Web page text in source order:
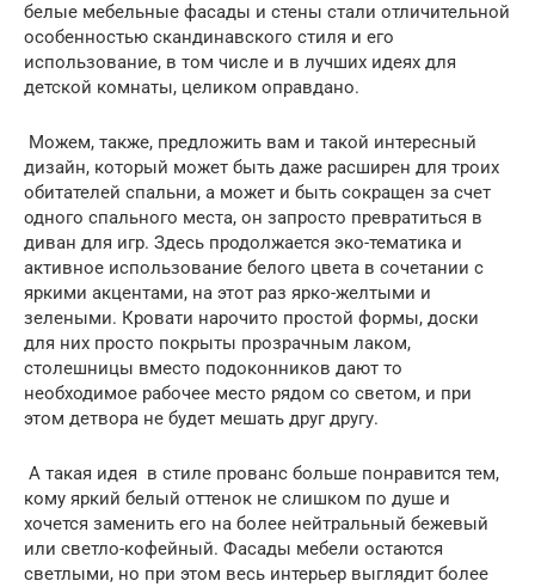
белые мебельные фасады и стены стали отличительной
особенностью скандинавского стиля и его
использование, в том числе и в лучших идеях для
детской комнаты, целиком оправдано.
Можем, также, предложить вам и такой интересный
дизайн, который может быть даже расширен для троих
обитателей спальни, а может и быть сокращен за счет
одного спального места, он запросто превратиться в
диван для игр. Здесь продолжается эко-тематика и
активное использование белого цвета в сочетании с
яркими акцентами, на этот раз ярко-желтыми и
зелеными. Кровати нарочито простой формы, доски
для них просто покрыты прозрачным лаком,
столешницы вместо подоконников дают то
необходимое рабочее место рядом со светом, и при
этом детвора не будет мешать друг другу.
А такая идея в стиле прованс больше понравится тем,
кому яркий белый оттенок не слишком по душе и
хочется заменить его на более нейтральный бежевый
или светло-кофейный. Фасады мебели остаются
светлыми, но при этом весь интерьер выглядит более